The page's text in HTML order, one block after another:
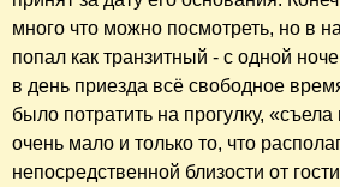
много что можно посмотреть, но в
попал как транзитный - с одной
в день приезда всё свободное
было потратить на прогулку,
очень мало и только то, что
непосредственной близости от